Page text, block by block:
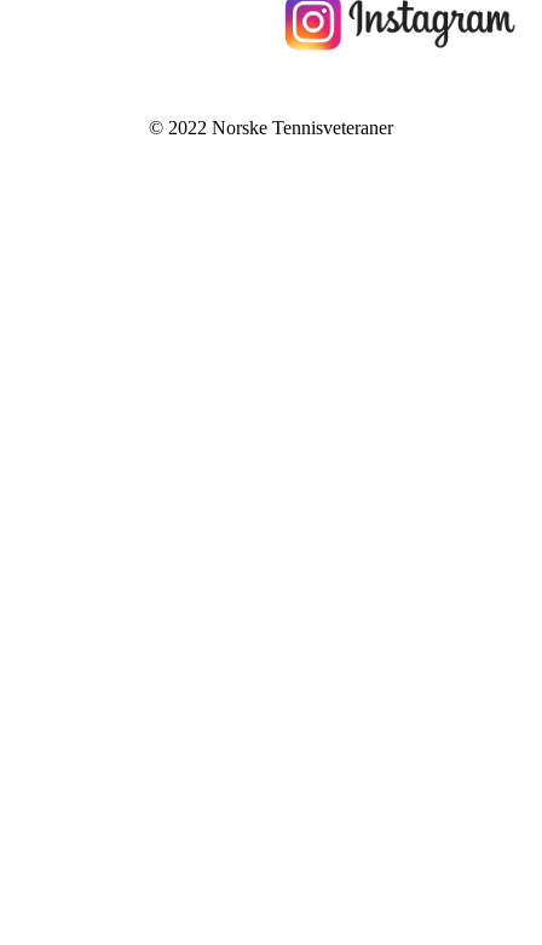
© 2022 Norske Tennisveteraner